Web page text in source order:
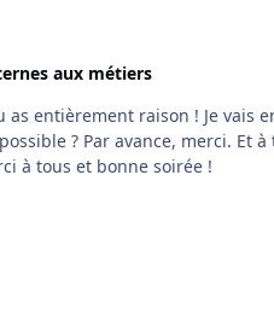
aux métiers
raison ! Je vais en
Et à tout
connaît-il le délai de réponse à une demande de mutation ? Merci à tous et bonne soirée !